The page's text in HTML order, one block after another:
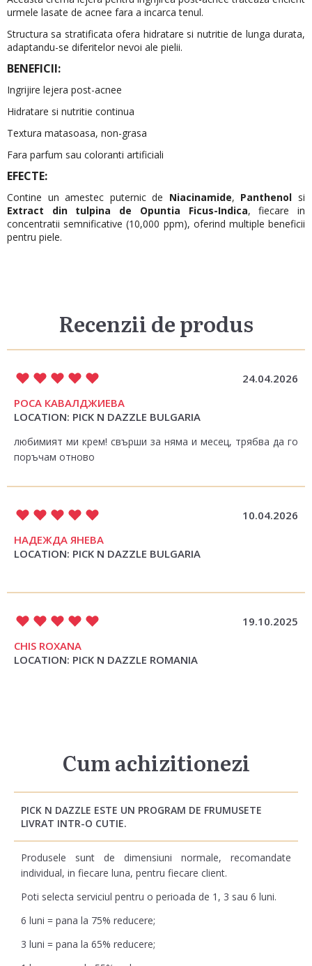
urmele lasate de acnee fara a incarca tenul.
Structura sa stratificata ofera hidratare si nutritie de lunga durata,
adaptandu-se diferitelor nevoi ale pielii.
BENEFICII:
Ingrijire lejera post-acnee
Hidratare si nutritie continua
Textura matasoasa, non-grasa
Fara parfum sau coloranti artificiali
EFECTE:
Contine un amestec puternic de Niacinamide, Panthenol si
Extract din tulpina de Opuntia Ficus-Indica, fiecare in
concentratii semnificative (10,000 ppm), oferind multiple beneficii
pentru piele.
Recenzii de produs
24.04.2026
РОСА КАВАЛДЖИЕВА
LOCATION: PICK N DAZZLE BULGARIA
любимият ми крем! свърши за няма и месец, трябва да го
поръчам отново
10.04.2026
НАДЕЖДА ЯНЕВА
LOCATION: PICK N DAZZLE BULGARIA
19.10.2025
CHIS ROXANA
LOCATION: PICK N DAZZLE ROMANIA
Cum achizitionezi
PICK N DAZZLE ESTE UN PROGRAM DE FRUMUSETE
LIVRAT INTR-O CUTIE.
Produsele sunt de dimensiuni normale, recomandate
individual, in fiecare luna, pentru fiecare client.
Poti selecta serviciul pentru o perioada de 1, 3 sau 6 luni.
6 luni = pana la 75% reducere;
3 luni = pana la 65% reducere;